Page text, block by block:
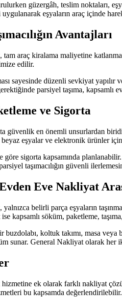
güzergâh, teslim noktaları,
eşyaların araç içinde
Avantajları
tam araç kiralama maliyetine
edilir.
sayesinde düzenli sevkiyat
gerektiğinde parsiyel taşıma,
ve Sigorta
güvenlik en önemli unsurlardan
eşyalar ve elektronik ürünler
göre sigorta kapsamında
taşımacılığın güvenli
Eve Nakliyat
yalnızca belirli parça eşyaların
kapsamlı söküm, paketleme,
buzdolabı, koltuk takımı, masa
sunar. General Nakliyat olarak her
hizmetine ek olarak farklı nakliyat
bu kapsamda değerlendirilebilir.